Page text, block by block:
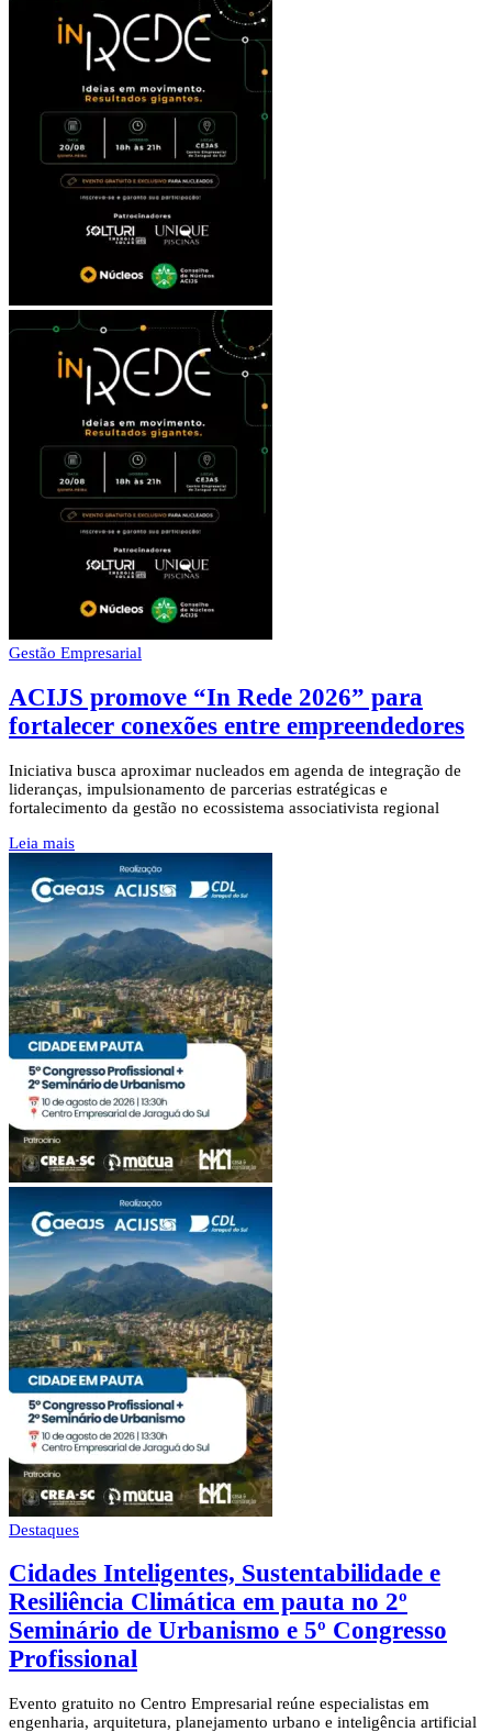
Gestão Empresarial
ACIJS promove “In Rede 2026” para
fortalecer conexões entre empreendedores
Iniciativa busca aproximar nucleados em agenda de integração de
lideranças, impulsionamento de parcerias estratégicas e
fortalecimento da gestão no ecossistema associativista regional
Leia mais
Destaques
Cidades Inteligentes, Sustentabilidade e
Resiliência Climática em pauta no 2º
Seminário de Urbanismo e 5º Congresso
Profissional
Evento gratuito no Centro Empresarial reúne especialistas em
engenharia, arquitetura, planejamento urbano e inteligência artificial